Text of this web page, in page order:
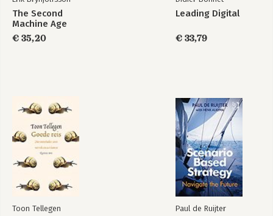
The Second
Machine Age
€ 35,20
Leading Digital
€ 33,79
Toon Tellegen Paul de Ruijter